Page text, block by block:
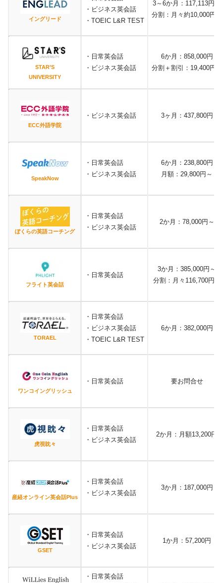
イングリード
・ビジネス英会話
・TOEIC L&R TEST
3～6か月：117,113円〜
分割：月々約10,000円～
STAR’S
UNIVERSITY
・日常英会話
・ビジネス英会話
6か月：858,000円
分割＋割引：19,400円～
ECC外語学院
・ビジネス英会話 3ヶ月：437,800円
SpeakNow
・日常英会話
・ビジネス英会話
6か月：238,800円
月額：29,800円～
ぼくらの英語コーチング
・日常英会話
・ビジネス英会話
2か月：78,000円～
フライト英会話
・日常英会話
3か月：385,000円～
分割：月々116,700円～
TORAEL
・日常英会話
・ビジネス英会話
・TOEIC L&R TEST
6か月：382,000円
ワンコイングリッシュ
・日常英会話 要お問合せ
虎視眈々
・日常英会話
・ビジネス英会話
2か月：月額13,200円
産経オンライン英会話Plus
・日常英会話
・ビジネス英会話
3か月：187,000円
GSET
・日常英会話
・ビジネス英会話
1か月：57,200円
・日常英会話